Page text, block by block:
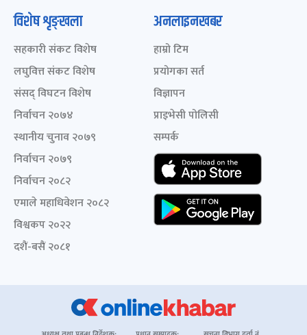
विशेष शृङ्खला
सहकारी संकट विशेष
लघुवित्त संकट विशेष
संसद् विघटन विशेष
निर्वाचन २०७४
स्थानीय चुनाव २०७९
निर्वाचन २०७९
निर्वाचन २०८२
एमाले महाधिवेशन २०८२
विश्वकप २०२२
दशैं-बसैं २०८१
अनलाइनखबर
हाम्रो टिम
प्रयोगका सर्त
विज्ञापन
प्राइभेसी पोलिसी
सम्पर्क